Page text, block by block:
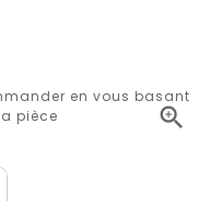

en vous basant
pièce